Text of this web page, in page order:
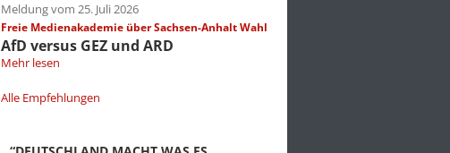
Meldung vom 25. Juli 2026
Freie Medienakademie über Sachsen-Anhalt Wahl
AfD versus GEZ und ARD
Mehr lesen
Alle Empfehlungen